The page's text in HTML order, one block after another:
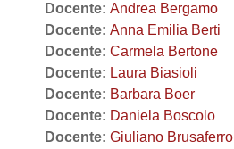
Docente: Andrea Bergamo
Docente: Anna Emilia Berti
Docente: Carmela Bertone
Docente: Laura Biasioli
Docente: Barbara Boer
Docente: Daniela Boscolo
Docente: Giuliano Brusaferro